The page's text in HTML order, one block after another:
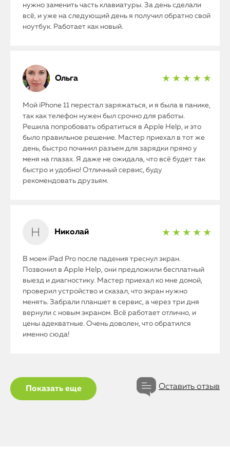
iPhone
нужно заменить часть клавиатуры. За день сделали
всё, и уже на следующий день я получил обратно свой
ноутбук. Работает как новый.
Ольга ★ ★ ★ ★ ★
Мой iPhone 11 перестал заряжаться, и я была в панике,
так как телефон нужен был срочно для работы.
Решила попробовать обратиться в Apple Help, и это
было правильное решение. Мастер приехал в тот же
день, быстро починил разъем для зарядки прямо у
меня на глазах. Я даже не ожидала, что всё будет так
быстро и удобно! Отличный сервис, буду
рекомендовать друзьям.
Николай ★ ★ ★ ★ ★
В моем iPad Pro после падения треснул экран.
Позвонил в Apple Help, они предложили бесплатный
выезд и диагностику. Мастер приехал ко мне домой,
проверил устройство и сказал, что экран нужно
менять. Забрали планшет в сервис, а через три дня
вернули с новым экраном. Всё работает отлично, и
цены адекватные. Очень доволен, что обратился
именно сюда!
Показать еще Оставить отзыв